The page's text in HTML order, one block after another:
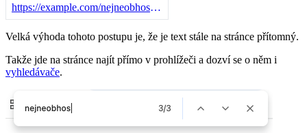
https://example.com/nejneobhospodarovavatelnejsi
Velká výhoda tohoto postupu je, že je text stále na stránce přítomný.
Takže jde na stránce najít přímo v prohlížeči a dozví se o něm i
vyhledávače.